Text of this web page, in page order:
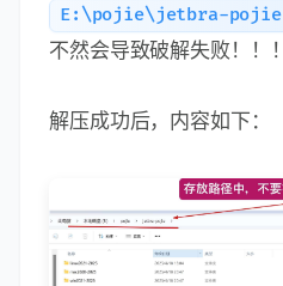
E:\pojie\jetbra-pojie
不然会导致破解失败！！！
解压成功后，内容如下：